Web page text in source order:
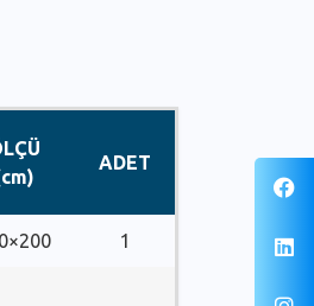
ADET
1